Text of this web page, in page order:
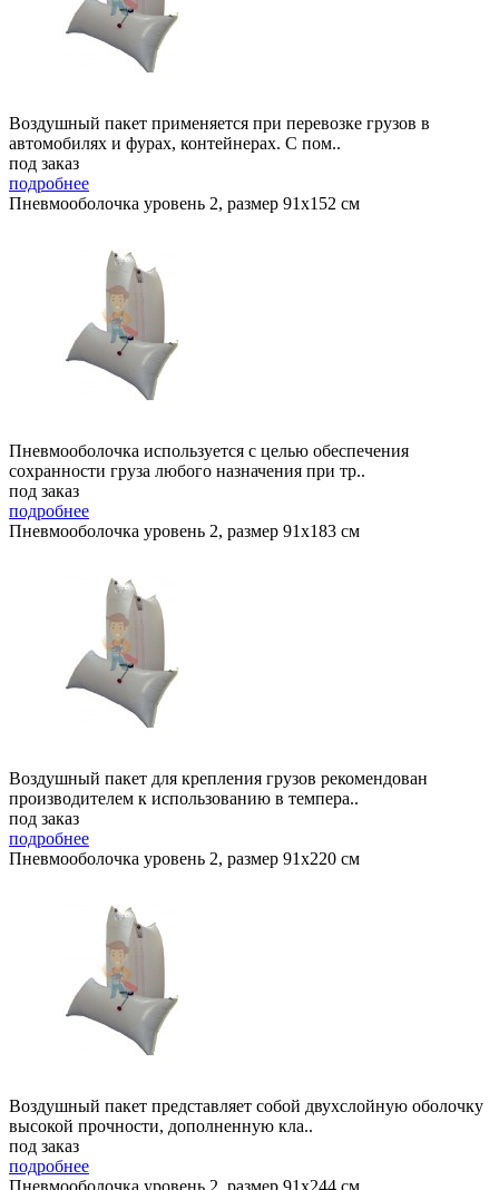
Воздушный пакет применяется при перевозке грузов в
автомобилях и фурах, контейнерах. С пом..
под заказ
подробнее
Пневмооболочка уровень 2, размер 91x152 см
Пневмооболочка используется с целью обеспечения
сохранности груза любого назначения при тр..
под заказ
подробнее
Пневмооболочка уровень 2, размер 91x183 см
Воздушный пакет для крепления грузов рекомендован
производителем к использованию в темпера..
под заказ
подробнее
Пневмооболочка уровень 2, размер 91x220 см
Воздушный пакет представляет собой двухслойную оболочку
высокой прочности, дополненную кла..
под заказ
подробнее
Пневмооболочка уровень 2, размер 91x244 см